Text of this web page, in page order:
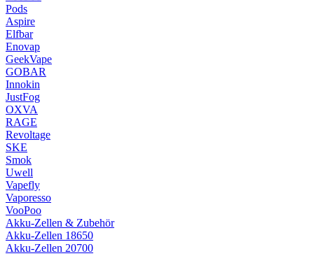
Pods
Aspire
Elfbar
Enovap
GeekVape
GOBAR
Innokin
JustFog
OXVA
RAGE
Revoltage
SKE
Smok
Uwell
Vapefly
Vaporesso
VooPoo
Akku-Zellen & Zubehör
Akku-Zellen 18650
Akku-Zellen 20700